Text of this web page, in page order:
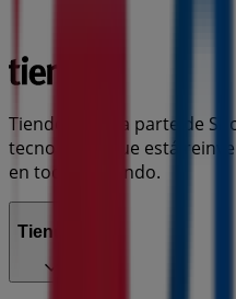
Tiendeo forma parte de
tecnológica que está
en todo el mundo.
Tiendeo